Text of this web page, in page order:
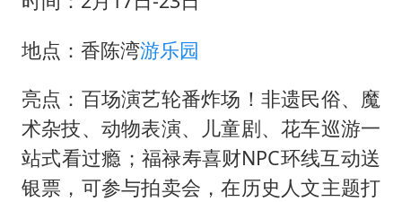
地点：香陈湾游乐园
亮点：百场演艺轮番炸场！非遗民俗、魔
术杂技、动物表演、儿童剧、花车巡游一
站式看过瘾；福禄寿喜财NPC环线互动送
银票，可参与拍卖会，在历史人文主题打